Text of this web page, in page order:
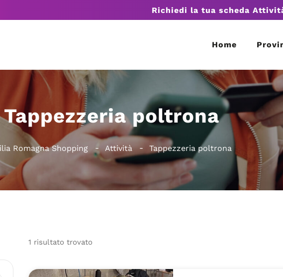
Richiedi la tua scheda
Home
Tappezzeria poltrona
Romagna Shopping Attività Tappezzeria poltrona
1 risultato trovato